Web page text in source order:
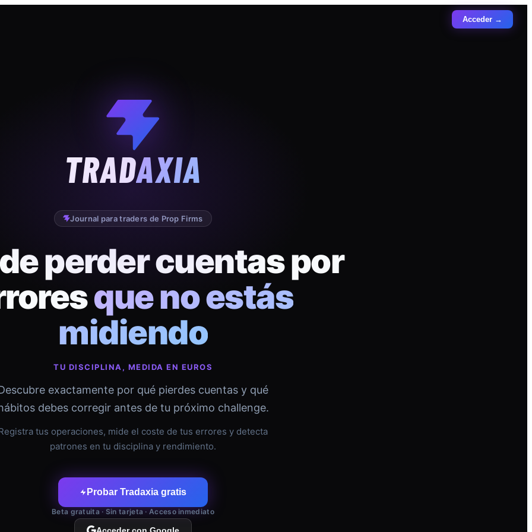
Acceder →
TRADAXIA
Journal para traders de Prop Firms
perder cuentas por
que no estás
midiendo
TU DISCIPLINA, MEDIDA EN EUROS
exactamente por qué pierdes cuentas y qué
debes corregir antes de tu próximo challenge.
tus operaciones, mide el coste de tus errores y detecta
patrones en tu disciplina y rendimiento.
Probar Tradaxia gratis
Beta gratuita · Sin tarjeta · Acceso inmediato